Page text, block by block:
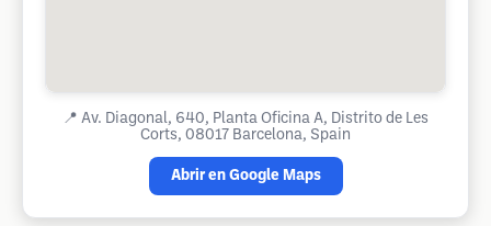
📍 Av. Diagonal, 640, Planta Oficina A, Distrito de Les
Corts, 08017 Barcelona, Spain
Abrir en Google Maps